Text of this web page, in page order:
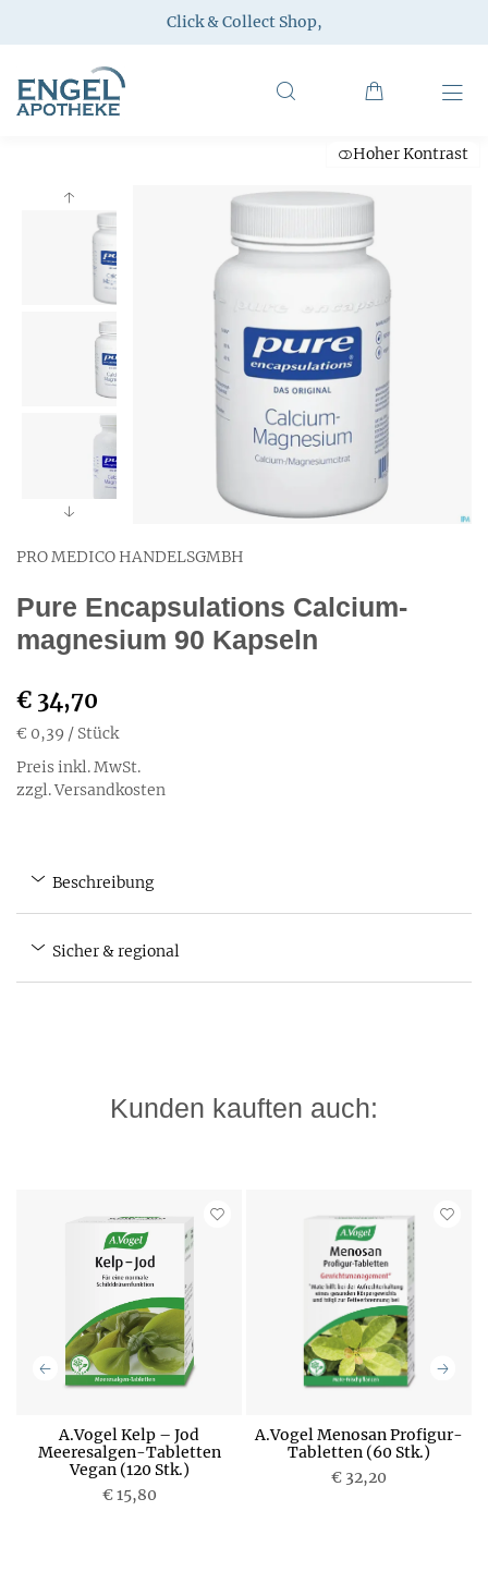
Click & Collect Shop,
Hoher Kontrast
PRO MEDICO HANDELSGMBH
Pure Encapsulations Calcium-
magnesium 90 Kapseln
€ 34,70
€ 0,39 / Stück
Preis inkl. MwSt.
zzgl. Versandkosten
Beschreibung
Sicher & regional
Kunden kauften auch:
A.Vogel Kelp – Jod
Meeresalgen-Tabletten
Vegan (120 Stk.)
€ 15,80
A.Vogel Menosan Profigur-
Tabletten (60 Stk.)
€ 32,20
P